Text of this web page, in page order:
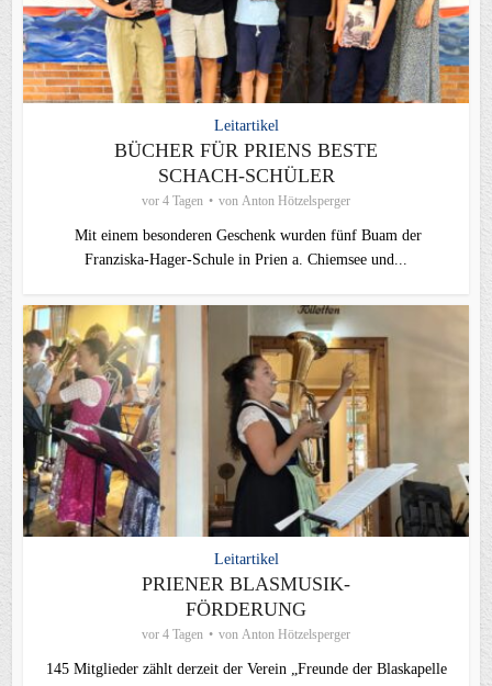
Leitartikel
BÜCHER FÜR PRIENS BESTE
SCHACH-SCHÜLER
vor 4 Tagen von Anton Hötzelsperger
Mit einem besonderen Geschenk wurden fünf Buam der
Franziska-Hager-Schule in Prien a. Chiemsee und...
Leitartikel
PRIENER BLASMUSIK-
FÖRDERUNG
vor 4 Tagen von Anton Hötzelsperger
145 Mitglieder zählt derzeit der Verein „Freunde der Blaskapelle